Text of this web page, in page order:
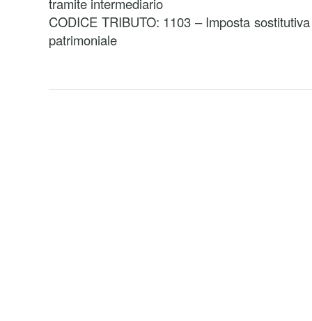
CODICE TRIBUTO: 1103 – Imposta
patrimoniale